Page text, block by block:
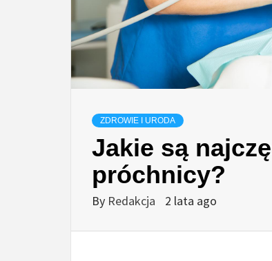
ZDROWIE I URODA
Jakie są
próchnicy?
By Redakcja 2 lata ago